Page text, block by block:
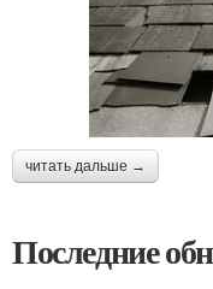
читать дальше →
Последние